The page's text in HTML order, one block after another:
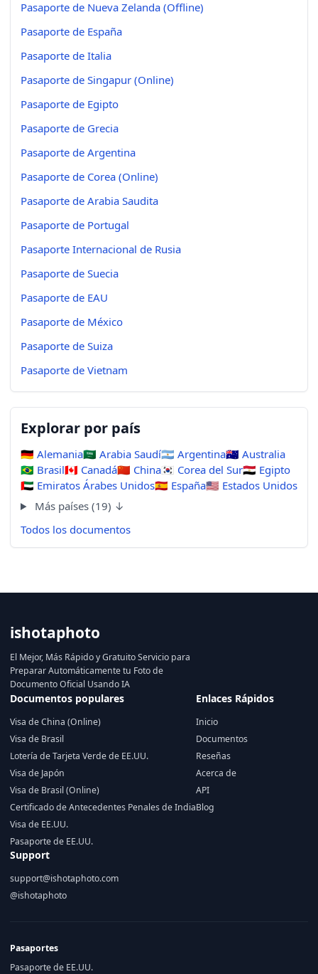
Pasaporte de Nueva Zelanda (Offline)
Pasaporte de España
Pasaporte de Italia
Pasaporte de Singapur (Online)
Pasaporte de Egipto
Pasaporte de Grecia
Pasaporte de Argentina
Pasaporte de Corea (Online)
Pasaporte de Arabia Saudita
Pasaporte de Portugal
Pasaporte Internacional de Rusia
Pasaporte de Suecia
Pasaporte de EAU
Pasaporte de México
Pasaporte de Suiza
Pasaporte de Vietnam
Explorar por país
🇩🇪 Alemania🇸🇦 Arabia Saudí🇦🇷 Argentina🇦🇺 Australia
🇧🇷 Brasil🇨🇦 Canadá🇨🇳 China🇰🇷 Corea del Sur🇪🇬 Egipto
🇦🇪 Emiratos Árabes Unidos🇪🇸 España🇺🇸 Estados Unidos
Más países (19) ↓
Todos los documentos
ishotaphoto
El Mejor, Más Rápido y Gratuito Servicio para
Preparar Automáticamente tu Foto de
Documento Oficial Usando IA
Documentos populares
Visa de China (Online)
Visa de Brasil
Lotería de Tarjeta Verde de EE.UU.
Visa de Japón
Visa de Brasil (Online)
Certificado de Antecedentes Penales de India
Visa de EE.UU.
Pasaporte de EE.UU.
Enlaces Rápidos
Inicio
Documentos
Reseñas
Acerca de
API
Blog
Support
support@ishotaphoto.com
@ishotaphoto
Pasaportes
Pasaporte de EE.UU.